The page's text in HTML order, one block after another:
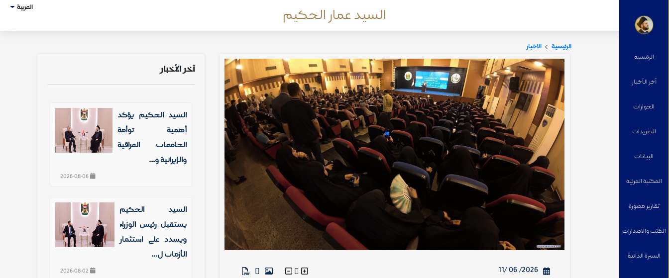
العربية
الرئيسية
آخر الأخبار
الحوارات
التغریدات
البيانات
المكتبة المرئية
تقارير مصورة
الكتب والاصدارات
السيرة الذاتية
السيد عمار الحكيم
الرئيسية الاخبار
2026/ 06 /11
آخر الأخبار
السيد الحكيم يؤكد
أهمية توأمة
الجامعات العراقية
والإيرانية و...
2026-08-06
السيد الحكيم
يستقبل رئيس الوزراء
ويشدد على استثمار
الأزمات ل...